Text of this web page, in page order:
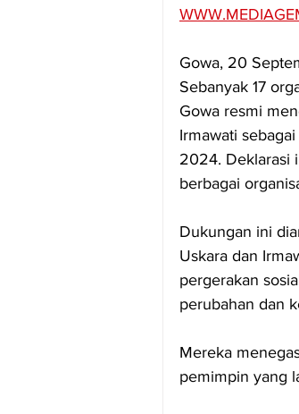
Gowa, 20
Sebanyak 17
Gowa resmi
Irmawati
2024. Deklarasi
berbagai
Dukungan ini
Uskara dan
pergerakan
perubahan dan
Mereka
pemimpin yang